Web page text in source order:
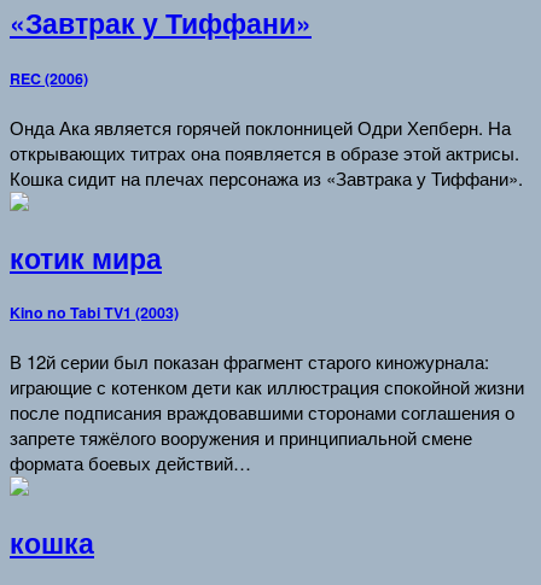
«Завтрак у Тиффани»
REC (2006)
Онда Ака является горячей поклонницей Одри Хепберн. На
открывающих титрах она появляется в образе этой актрисы.
Кошка сидит на плечах персонажа из «Завтрака у Тиффани».
котик мира
Kino no Tabi TV1 (2003)
В 12й серии был показан фрагмент старого киножурнала:
играющие с котенком дети как иллюстрация спокойной жизни
после подписания враждовавшими сторонами соглашения о
запрете тяжёлого вооружения и принципиальной смене
формата боевых действий…
кошка